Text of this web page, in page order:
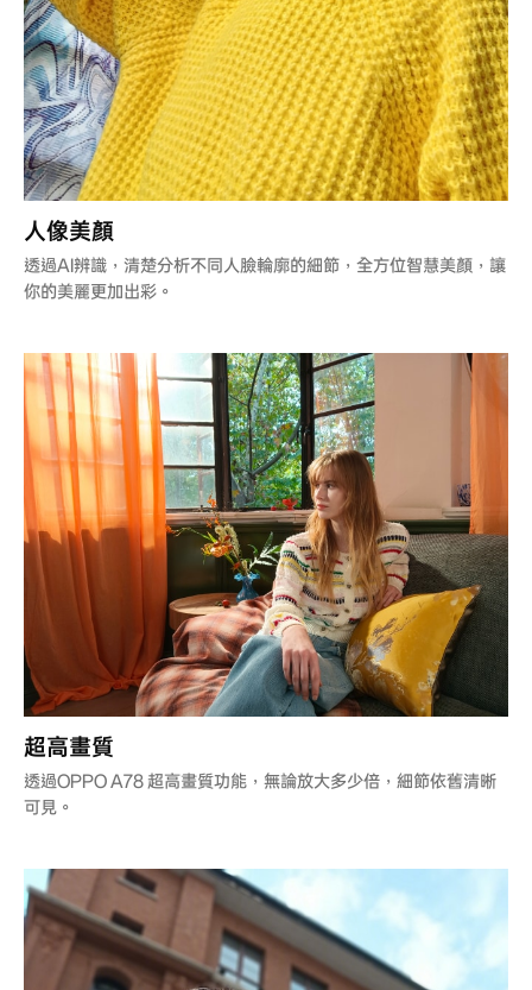
人像美顏
透過AI辨識，清楚分析不同人臉輪廓的細節，全方位智慧美顏，讓
你的美麗更加出彩。
超高畫質
透過OPPO A78 超高畫質功能，無論放大多少倍，細節依舊清晰
可見。